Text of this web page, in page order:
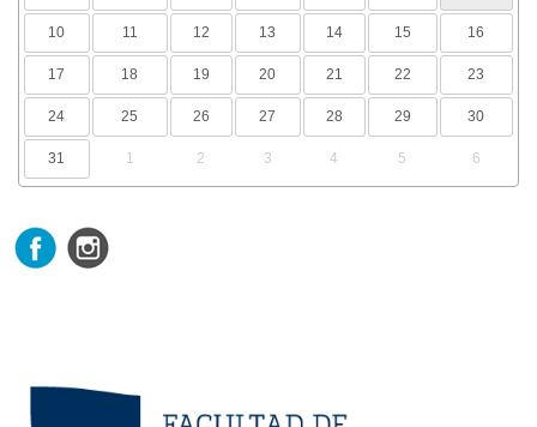
10 11 12 13 14 15 16
17 18 19 20 21 22 23
24 25 26 27 28 29 30
31 1 2 3 4 5 6